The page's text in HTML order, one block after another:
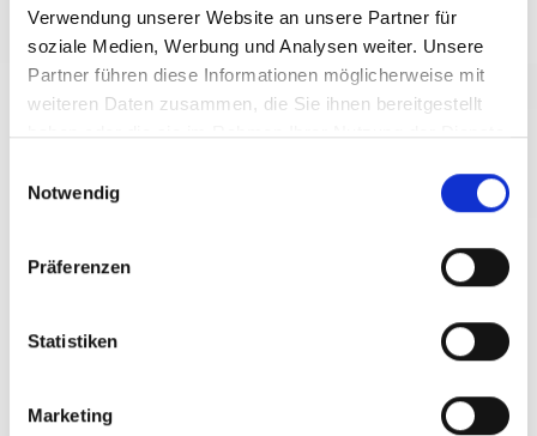
Verwendung unserer Website an unsere Partner für
soziale Medien, Werbung und Analysen weiter. Unsere
Partner führen diese Informationen möglicherweise mit
weiteren Daten zusammen, die Sie ihnen bereitgestellt
haben oder die sie im Rahmen Ihrer Nutzung der Dienste
Notwendig
Präferenzen
Statistiken
Marketing
Portfolio
Automatisierungsregeln